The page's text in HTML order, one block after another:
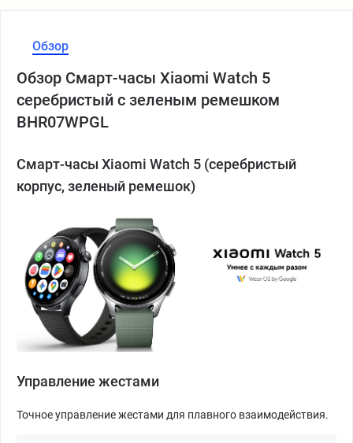
Обзор
Обзор Смарт-часы Xiaomi Watch 5
серебристый с зеленым ремешком
BHR07WPGL
Смарт-часы Xiaomi Watch 5 (серебристый
корпус, зеленый ремешок)
Управление жестами
Точное управление жестами для плавного взаимодействия.